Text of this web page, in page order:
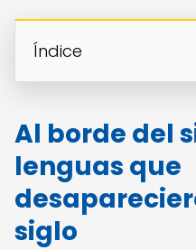
Índice
Al borde del
lenguas que
siglo